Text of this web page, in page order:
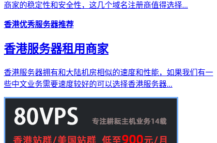
商家的稳定性和安全性，这几个域名注册商值得选择...
香港优秀服务器推荐
香港服务器租用商家
香港服务器拥有和大陆机房相似的速度和性能，如果我们有一
些中文业务需要速度较好的可以选择香港服务器...